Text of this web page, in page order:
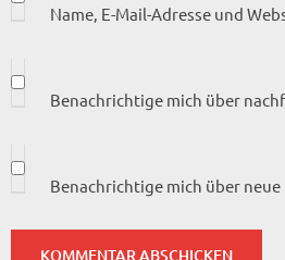
Name, E-Mail-Adresse und
Benachrichtige mich über
Benachrichtige mich über neue